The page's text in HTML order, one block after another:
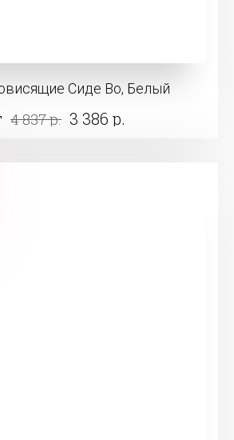
Сиде Во, Белый
4 837 р. 3 386 р.